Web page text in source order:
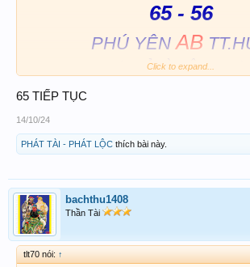
65 - 56
PHÚ YÊNAB
( CHỈ LÀ HÊN XUI )
Click to expand...
65 TIẾP TỤC
14/10/24
PHÁT TÀI - PHÁT LỘC thích bài này.
bachthu1408
Thần Tài
tlt70 nói: ↑